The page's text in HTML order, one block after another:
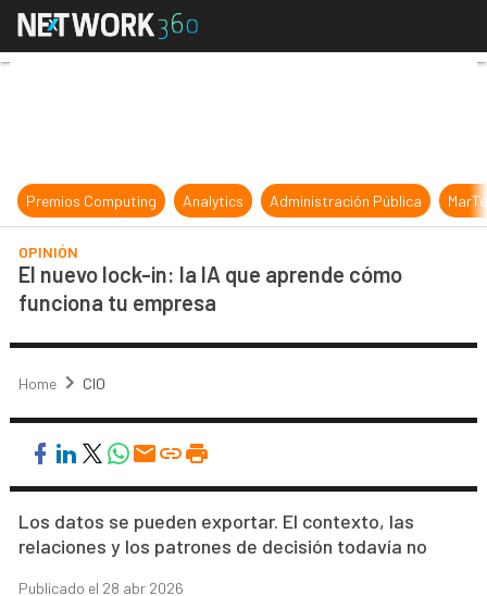
El nuevo lock-in: la IA que
Premios Computing Analytics Administración Pública
OPINIÓN
El nuevo lock-in: la IA que aprende cómo
funciona tu empresa
Home CIO
Los datos se pueden exportar. El contexto, las
relaciones y los patrones de decisión todavía no
Publicado el 28 abr 2026